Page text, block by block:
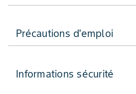
Précautions d'emploi
Informations sécurité